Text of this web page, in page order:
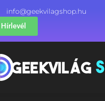
info@geekvilagshop.hu
Hírlevél